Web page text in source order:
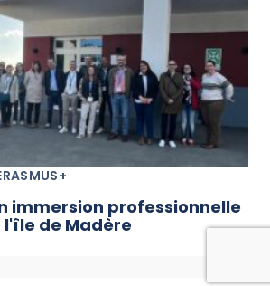
immersion professionnelle
l'île de Madère